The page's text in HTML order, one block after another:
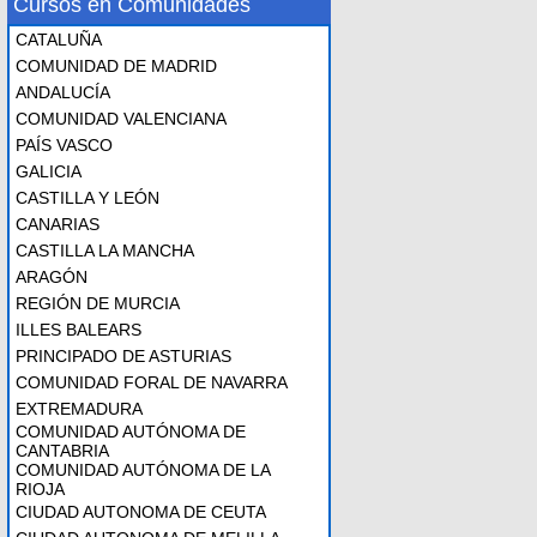
Cursos en Comunidades
CATALUÑA
COMUNIDAD DE MADRID
ANDALUCÍA
COMUNIDAD VALENCIANA
PAÍS VASCO
GALICIA
CASTILLA Y LEÓN
CANARIAS
CASTILLA LA MANCHA
ARAGÓN
REGIÓN DE MURCIA
ILLES BALEARS
PRINCIPADO DE ASTURIAS
COMUNIDAD FORAL DE NAVARRA
EXTREMADURA
COMUNIDAD AUTÓNOMA DE
CANTABRIA
COMUNIDAD AUTÓNOMA DE LA
RIOJA
CIUDAD AUTONOMA DE CEUTA